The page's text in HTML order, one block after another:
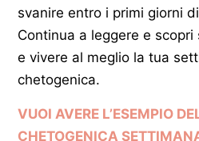
svanire entro i primi giorni
Continua a leggere e
e vivere al meglio la tua
chetogenica.
VUOI AVERE L’ESEMPIO
CHETOGENICA